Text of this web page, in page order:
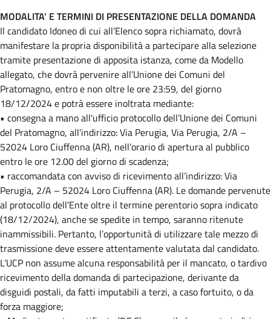
MODALITA’ E TERMINI DI PRESENTAZIONE DELLA DOMANDA
Il candidato Idoneo di cui all’Elenco sopra richiamato, dovrà
manifestare la propria disponibilità a partecipare alla selezione
tramite presentazione di apposita istanza, come da Modello
allegato, che dovrà pervenire all’Unione dei Comuni del
Pratomagno, entro e non oltre le ore 23:59, del giorno
18/12/2024 e potrà essere inoltrata mediante:
• consegna a mano all'ufficio protocollo dell’Unione dei Comuni
del Pratomagno, all’indirizzo: Via Perugia, Via Perugia, 2/A –
52024 Loro Ciuffenna (AR), nell’orario di apertura al pubblico
entro le ore 12.00 del giorno di scadenza;
• raccomandata con avviso di ricevimento all’indirizzo: Via
Perugia, 2/A – 52024 Loro Ciuffenna (AR). Le domande pervenute
al protocollo dell’Ente oltre il termine perentorio sopra indicato
(18/12/2024), anche se spedite in tempo, saranno ritenute
inammissibili. Pertanto, l’opportunità di utilizzare tale mezzo di
trasmissione deve essere attentamente valutata dal candidato.
L’UCP non assume alcuna responsabilità per il mancato, o tardivo
ricevimento della domanda di partecipazione, derivante da
disguidi postali, da fatti imputabili a terzi, a caso fortuito, o da
forza maggiore;